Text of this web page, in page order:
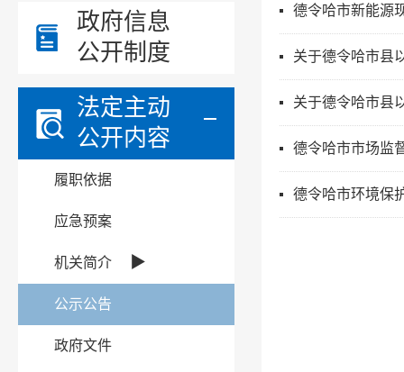
政府信息
公开制度
法定主动
公开内容
履职依据
应急预案
机关简介 ▶
公示公告
政府文件
德令哈市新能源
关于德令哈市县
关于德令哈市县
德令哈市市场监
德令哈市环境保